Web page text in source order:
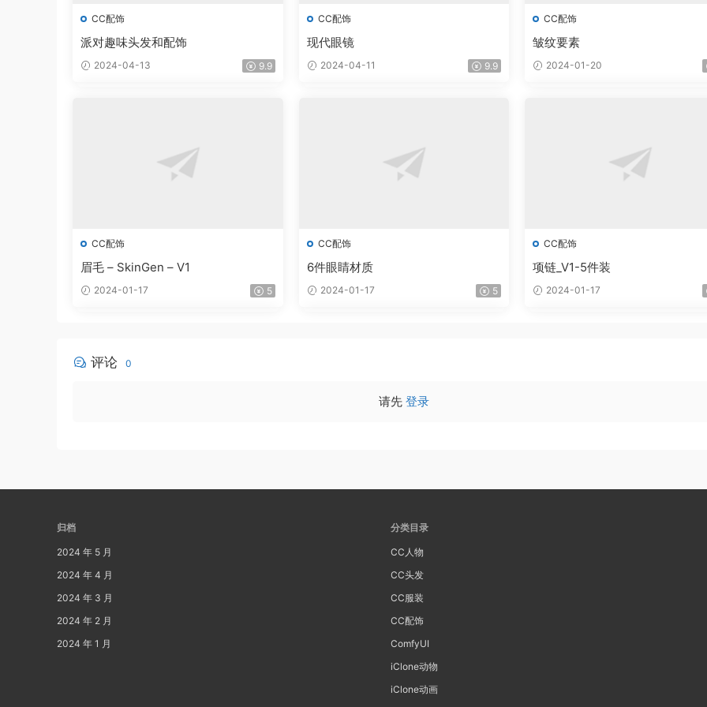
CC配饰
派对趣味头发和配饰
2024-04-13 9.9
CC配饰
现代眼镜
2024-04-11 9.9
CC配饰
皱纹要素
2024-01-20
CC配饰
眉毛 – SkinGen – V1
2024-01-17 5
CC配饰
6件眼睛材质
2024-01-17 5
CC配饰
项链_V1-5件装
2024-01-17
评论 0
请先 登录
归档
2024 年 5 月
2024 年 4 月
2024 年 3 月
2024 年 2 月
2024 年 1 月
分类目录
CC人物
CC头发
CC服装
CC配饰
ComfyUI
iClone动物
iClone动画